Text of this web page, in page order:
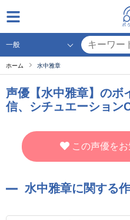
ホーム 水中雅章
声優【水中雅章】のボ
信、シチュエーション
この声優を
水中雅章に関する